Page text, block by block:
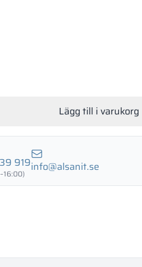
Lägg till i varukorg
919info@alsanit.se
JA
JA